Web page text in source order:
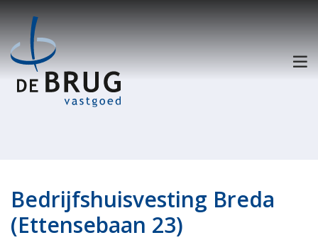
Bedrijfshuisvesting Breda
(Ettensebaan 23)